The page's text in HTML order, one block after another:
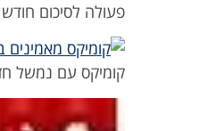
פעולה לסיכום חודש
קומיקס עם נמשל